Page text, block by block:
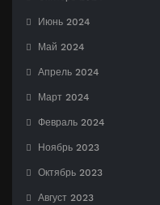
Июнь 2024
Май 2024
Апрель 2024
Март 2024
Февраль 2024
Ноябрь 2023
Октябрь 2023
Август 2023